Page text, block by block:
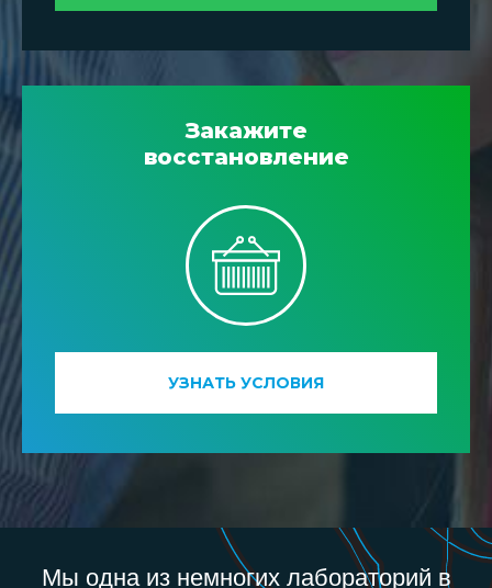
Закажите
восстановление
УЗНАТЬ УСЛОВИЯ
Мы одна из немногих лабораторий в